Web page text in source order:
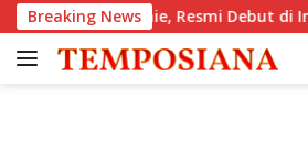
Langsung
ke
konten
Breaking NewsResmi Debut di Indonesia